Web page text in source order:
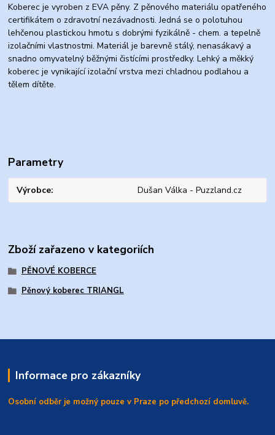
Koberec je vyroben z EVA pěny. Z pěnového materiálu opatřeného
certifikátem o zdravotní nezávadnosti. Jedná se o polotuhou
lehčenou plastickou hmotu s dobrými fyzikálně - chem. a tepelně
izolačními vlastnostmi. Materiál je barevně stálý, nenasákavý a
snadno omyvatelný běžnými čistícími prostředky. Lehký a měkký
koberec je vynikající izolační vrstva mezi chladnou podlahou a
tělem dítěte.
Parametry
Výrobce Dušan Válka - Puzzland.cz
Zboží zařazeno v kategoriích
PĚNOVÉ KOBERCE
Pěnový koberec TRIANGL
Informace pro zákazníky
Osobní odběr je možný pouze v Praze po předchozí domluvě.